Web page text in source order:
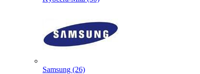
Samsung (26)